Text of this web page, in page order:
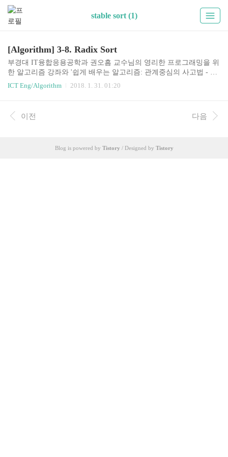
stable sort (1)
[Algorithm] 3-8. Radix Sort
부경대 IT융합응용공학과 권오흠 교수님의 영리한 프로그래밍을 위
한 알고리즘 강좌와 '쉽게 배우는 알고리즘: 관계중심의 사고법 - 문
병로'등을 통한 알고리즘 학습 강좌 링크3-8. Radix SortCounting sort
와 마찬가지로 non-comparison Sort이다.Radix Sort의 기본가정ex) n
수 있는 값의 갯수가 상수개 이다.꼭, 정수일 필요는 없으며 길이가
d인 영문자도 가능하다.가장 낮은 자리수부터 정렬한다.d=3, n=7각
질을 만족해야 한다.예를 들어서, 두번째 단계에서 세번째 ..
ICT Eng/Algorithm 2018. 1. 31. 01:20
이전 다음
Blog is powered by Tistory / Designed by Tistory